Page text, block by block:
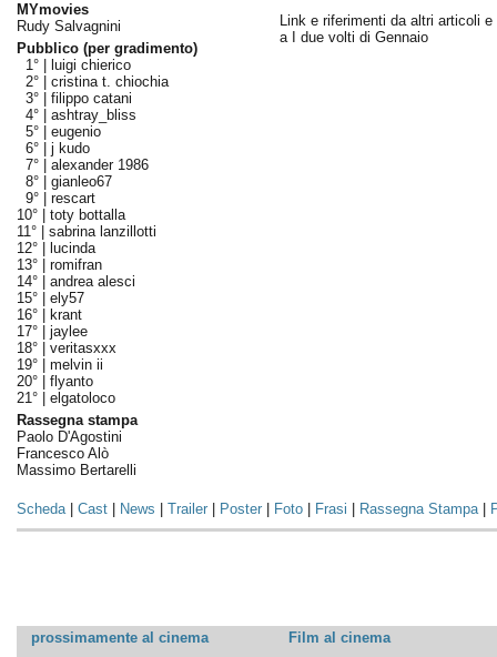
MYmovies
Rudy Salvagnini
Pubblico (per gradimento)
1° |
luigi chierico
2° | cristina t. chiochia
3° | filippo catani
4° | ashtray_bliss
5° | eugenio
6° | j kudo
7° | alexander 1986
8° | gianleo67
9° | rescart
10° | toty bottalla
11° | sabrina lanzillotti
12° |
lucinda
13° | romifran
14° | andrea alesci
15° | ely57
16° |
krant
17° | jaylee
18° | veritasxxx
19° | melvin ii
20° | flyanto
21° | elgatoloco
Rassegna stampa
Paolo D'Agostini
Francesco Alò
Massimo Bertarelli
Link e riferimenti da altri articoli e
a I due volti di Gennaio
Scheda| Cast| News Trailer| Poster| Foto| Frasi Rassegna Stampa|
prossimamente al cinema
Film al cinema